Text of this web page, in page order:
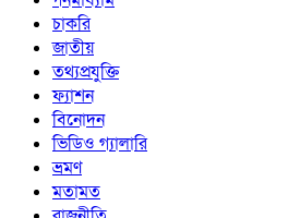
চাকরি
জাতীয়
তথ্যপ্রযুক্তি
ফ্যাশন
বিনোদন
ভিডিও গ্যালারি
ভ্রমণ
মতামত